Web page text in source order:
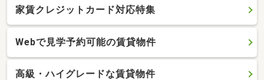
家賃クレジットカード対応特集
Webで見学予約可能の賃貸物件
高級・ハイグレードな賃貸物件